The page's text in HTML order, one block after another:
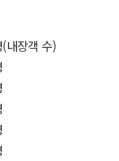
내장객 수)